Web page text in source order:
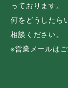
っております。
何をどうしたら
相談ください。
※営業メールはご